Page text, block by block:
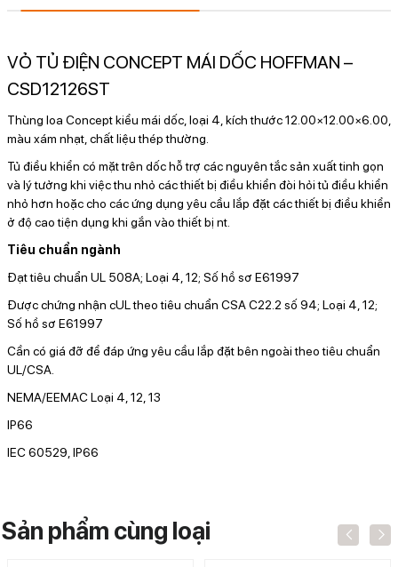
VỎ TỦ ĐIỆN CONCEPT MÁI DỐC HOFFMAN –
CSD12126ST
Thùng loa Concept kiểu mái dốc, loại 4, kích thước 12.00×12.00×6.00,
màu xám nhạt, chất liệu thép thường.
Tủ điều khiển có mặt trên dốc hỗ trợ các nguyên tắc sản xuất tinh gọn
và lý tưởng khi việc thu nhỏ các thiết bị điều khiển đòi hỏi tủ điều khiển
nhỏ hơn hoặc cho các ứng dụng yêu cầu lắp đặt các thiết bị điều khiển
ở độ cao tiện dụng khi gắn vào thiết bị nt.
Tiêu chuẩn ngành
Đạt tiêu chuẩn UL 508A; Loại 4, 12; Số hồ sơ E61997
Được chứng nhận cUL theo tiêu chuẩn CSA C22.2 số 94; Loại 4, 12;
Số hồ sơ E61997
Cần có giá đỡ để đáp ứng yêu cầu lắp đặt bên ngoài theo tiêu chuẩn
UL/CSA.
NEMA/EEMAC Loại 4, 12, 13
IP66
IEC 60529, IP66
Sản phẩm cùng loại